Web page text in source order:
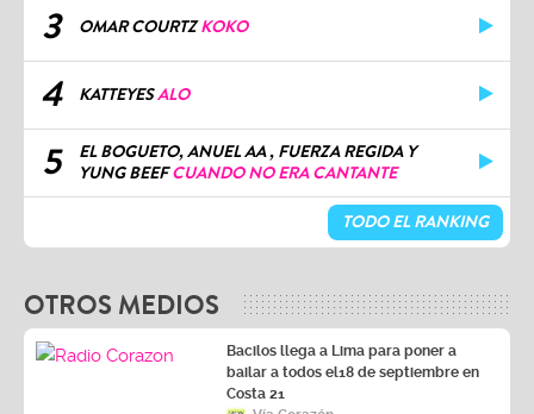
3 OMAR COURTZKOKO
4 KATTEYESALO
5
EL BOGUETO, ANUEL AA , FUERZA REGIDA Y
YUNG BEEFCUANDO NO ERA CANTANTE
TODO EL RANKING
OTROS MEDIOS
Bacilos llega a Lima para poner a
bailar a todos el18 de septiembre en
Costa 21